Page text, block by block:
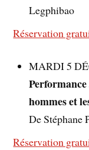
Legphibao
Réservation
MARDI 5
Performance
hommes et
De Stéphane
Réservation